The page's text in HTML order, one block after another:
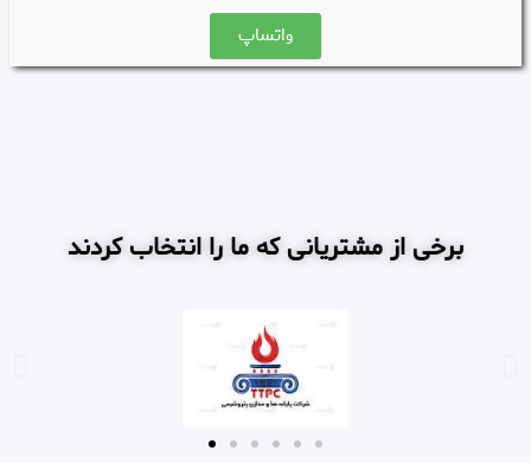
واتساپ
برخی از مشتریانی که ما را انتخاب کردند